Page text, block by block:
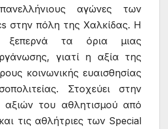
αγώνες των
στην πόλη της Χαλκίδας. Η
ξεπερνά τα όρια μιας
γιατί η αξία της
κοινωνικής ευαισθησίας
Στοχεύει στην
του αθλητισμού από
τις αθλήτριες των Special